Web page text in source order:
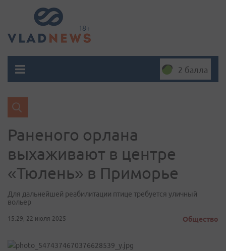
2 балла
Раненого орлана
выхаживают в центре
«Тюлень» в Приморье
Для дальнейшей реабилитации птице требуется уличный
вольер
15:29, 22 июля 2025 Общество